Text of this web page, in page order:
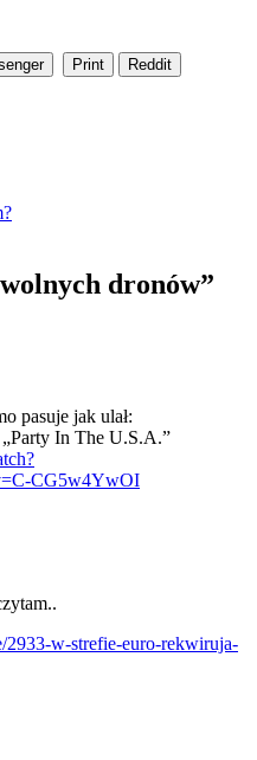
Print
Reddit
dronów”
pasuje jak ulał:
In The U.S.A.”
CG5w4YwOI
2933-w-strefie-euro-rekwiruja-